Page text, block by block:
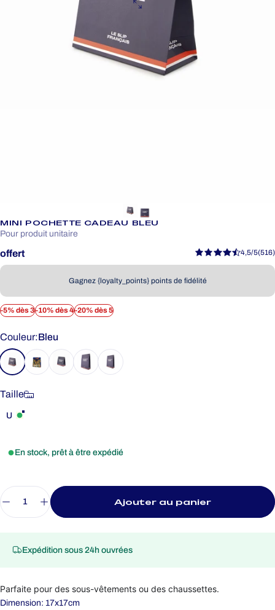
MINI POCHETTE CADEAU BLEU
Pour produit unitaire
offert 4,5/5(516)
Gagnez {loyalty_points} points de fidélité
-5% dès 3-10% dès 4-20% dès 5
Couleur
Couleur:Bleu
Taille
Taille
U
En stock, prêt à être expédié
Quantité
Ajouter au panier
Expédition sous 24h ouvrées
Parfaite pour des sous-vêtements ou des chaussettes.
Dimension: 17x17cm